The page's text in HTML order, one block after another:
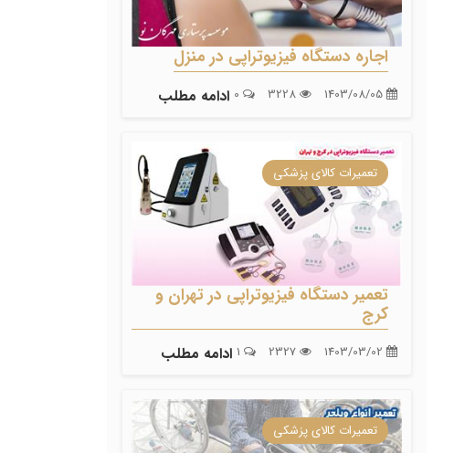
اجاره دستگاه فیزیوتراپی در منزل
ادامه مطلب
تعمیرات کالای پزشکی
تعمیر دستگاه فیزیوتراپی در تهران و
کرج
ادامه مطلب
تعمیرات کالای پزشکی